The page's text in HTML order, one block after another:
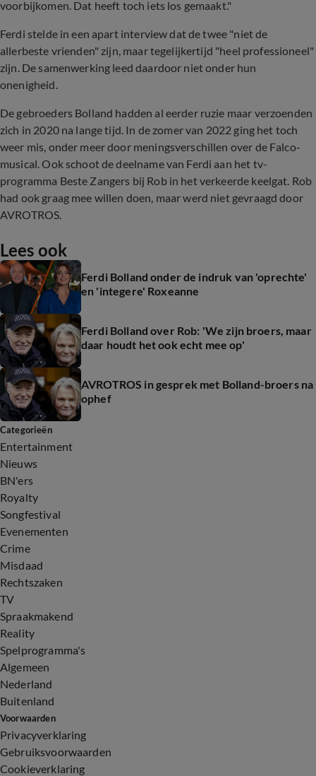
voorbijkomen. Dat heeft toch iets los gemaakt."
Ferdi stelde in een apart interview dat de twee "niet de
allerbeste vrienden" zijn, maar tegelijkertijd "heel professioneel"
zijn. De samenwerking leed daardoor niet onder hun
onenigheid.
De gebroeders Bolland hadden al eerder ruzie maar verzoenden
zich in 2020 na lange tijd. In de zomer van 2022 ging het toch
weer mis, onder meer door meningsverschillen over de Falco-
musical. Ook schoot de deelname van Ferdi aan het tv-
programma Beste Zangers bij Rob in het verkeerde keelgat. Rob
had ook graag mee willen doen, maar werd niet gevraagd door
AVROTROS.
Lees ook
Ferdi Bolland onder de indruk van 'oprechte'
en 'integere' Roxeanne
Ferdi Bolland over Rob: 'We zijn broers, maar
daar houdt het ook echt mee op'
AVROTROS in gesprek met Bolland-broers na
ophef
Categorieën
Entertainment
Nieuws
BN'ers
Royalty
Songfestival
Evenementen
Crime
Misdaad
Rechtszaken
TV
Spraakmakend
Reality
Spelprogramma's
Algemeen
Nederland
Buitenland
Voorwaarden
Privacyverklaring
Gebruiksvoorwaarden
Cookieverklaring